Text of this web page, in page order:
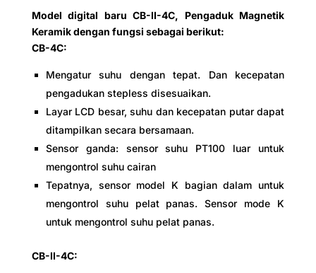
Minimum revolution (r.p.m)
200
200
Model digital baru CB-II-4C, Pengaduk Magnetik
Keramik dengan fungsi sebagai berikut:
CB-4C:
Mengatur suhu dengan tepat. Dan kecepatan
pengadukan stepless disesuaikan.
Layar LCD besar, suhu dan kecepatan putar dapat
ditampilkan secara bersamaan.
Sensor ganda: sensor suhu PT100 luar untuk
mengontrol suhu cairan
Tepatnya, sensor model K bagian dalam untuk
mengontrol suhu pelat panas. Sensor mode K
untuk mengontrol suhu pelat panas.
CB-II-4C: